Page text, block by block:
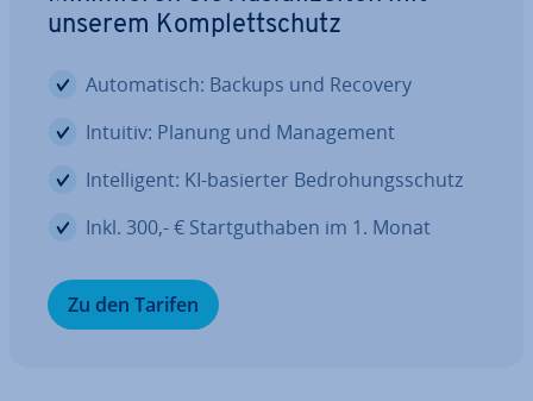
unserem Kom­plett­schutz
Au­to­ma­tisch: Backups und Recovery
Intuitiv: Planung und Ma­nage­ment
In­tel­li­gent: KI-basierter Be­dro­hungs­schutz
Inkl. 300,- € Start­gut­ha­ben im 1. Monat
Zu den Tarifen